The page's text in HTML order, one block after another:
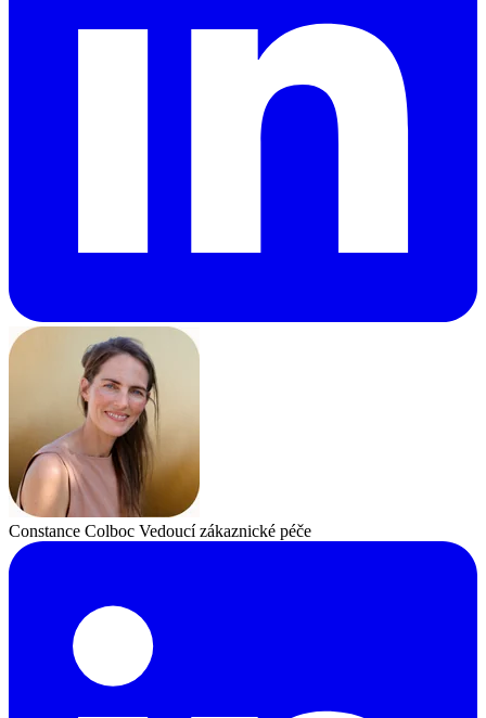
Constance Colboc Vedoucí zákaznické péče